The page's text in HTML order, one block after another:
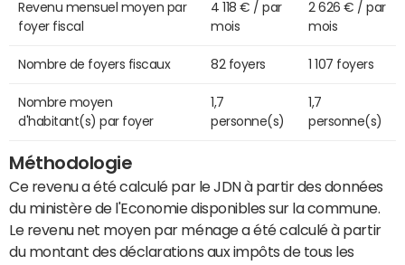
Revenu mensuel moyen par
foyer fiscal
4 118 € / par
mois
2 626 € / par
mois
Nombre de foyers fiscaux 82 foyers 1 107 foyers
Nombre moyen
d'habitant(s) par foyer
1,7
personne(s)
1,7
personne(s)
Méthodologie
Ce revenu a été calculé par le JDN à partir des données
du ministère de l'Economie disponibles sur la commune.
Le revenu net moyen par ménage a été calculé à partir
du montant des déclarations aux impôts de tous les